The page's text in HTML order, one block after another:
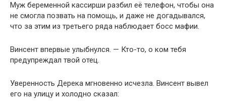
Муж беременной кассирши разбил её телефон, чтобы она
не смогла позвать на помощь, и даже не догадывался,
что за этим из третьего ряда наблюдает босс мафии.
Винсент впервые улыбнулся. — Кто-то, о ком тебя
предупреждал твой отец.
Уверенность Дерека мгновенно исчезла. Винсент вывел
его на улицу и холодно сказал: